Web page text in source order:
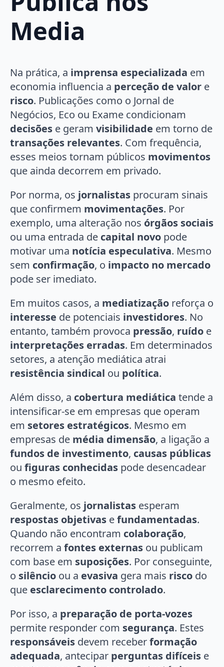
Media
Na prática, a imprensa especializada em
economia influencia a perceção de valor e
risco. Publicações como o Jornal de
Negócios, Eco ou Exame condicionam
decisões e geram visibilidade em torno de
transações relevantes. Com frequência,
esses meios tornam públicos movimentos
que ainda decorrem em privado.
Por norma, os jornalistas procuram sinais
que confirmem movimentações. Por
exemplo, uma alteração nos órgãos sociais
ou uma entrada de capital novo pode
motivar uma notícia especulativa. Mesmo
sem confirmação, o impacto no mercado
pode ser imediato.
Em muitos casos, a mediatização reforça o
interesse de potenciais investidores. No
entanto, também provoca pressão, ruído e
interpretações erradas. Em determinados
setores, a atenção mediática atrai
resistência sindical ou política.
Além disso, a cobertura mediática tende a
intensificar-se em empresas que operam
em setores estratégicos. Mesmo em
empresas de média dimensão, a ligação a
fundos de investimento, causas públicas
ou figuras conhecidas pode desencadear
o mesmo efeito.
Geralmente, os jornalistas esperam
respostas objetivas efundamentadas.
Quando não encontram colaboração,
recorrem a fontes externas ou publicam
com base em suposições. Por conseguinte,
o silêncio ou a evasiva gera mais risco do
que esclarecimento controlado.
Por isso, a preparação de porta-vozes
permite responder com segurança. Estes
responsáveis devem receberformação
adequada, antecipar perguntas difíceis e